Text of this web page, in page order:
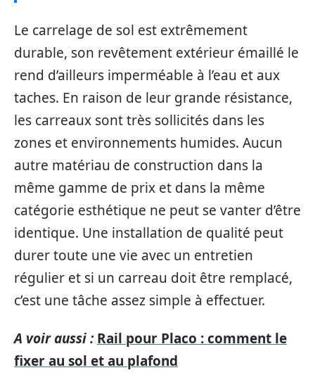
Le carrelage de sol est extrêmement
durable, son revêtement extérieur émaillé le
rend d’ailleurs imperméable à l’eau et aux
taches. En raison de leur grande résistance,
les carreaux sont très sollicités dans les
zones et environnements humides. Aucun
autre matériau de construction dans la
même gamme de prix et dans la même
catégorie esthétique ne peut se vanter d’être
identique. Une installation de qualité peut
durer toute une vie avec un entretien
régulier et si un carreau doit être remplacé,
c’est une tâche assez simple à effectuer.
A voir aussi : Rail pour Placo : comment le
fixer au sol et au plafond